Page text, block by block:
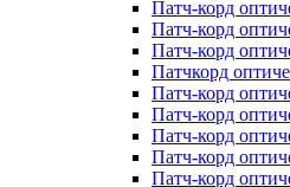
Патч-корд
Патч-корд
Патч-корд
Патчкорд
Патч-корд
Патч-корд
Патч-корд
Патч-корд
Патч-корд